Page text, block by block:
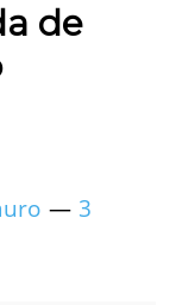
de
3